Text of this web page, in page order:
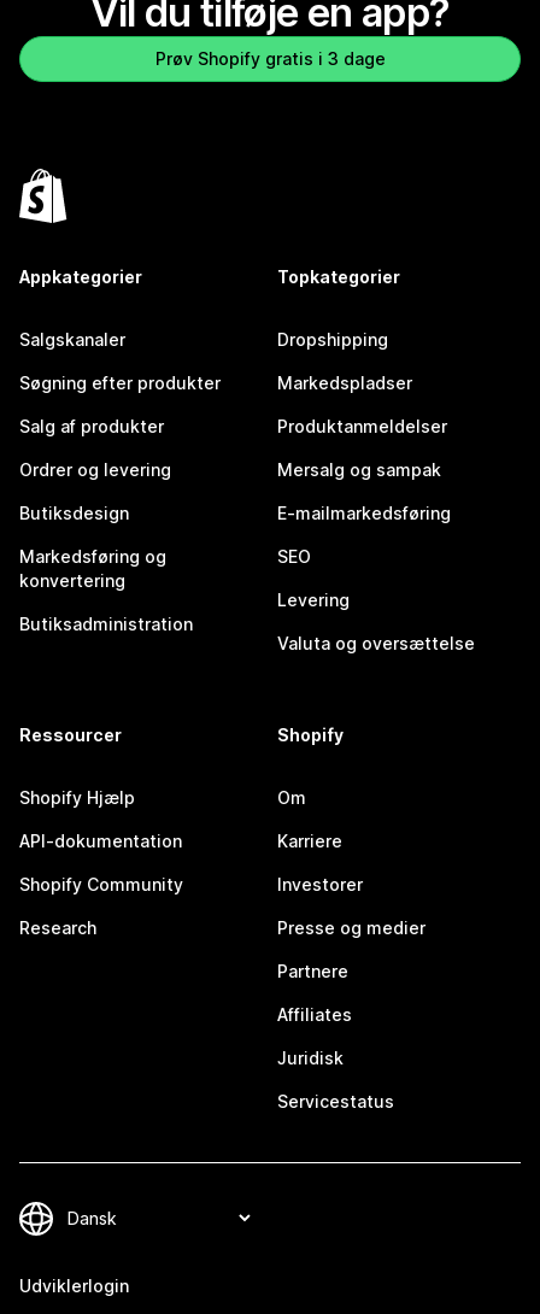
Vil du tilføje en app?
Prøv Shopify gratis i 3 dage
Appkategorier
Salgskanaler
Søgning efter produkter
Salg af produkter
Ordrer og levering
Butiksdesign
Markedsføring og
konvertering
Butiksadministration
Topkategorier
Dropshipping
Markedspladser
Produktanmeldelser
Mersalg og sampak
E-mailmarkedsføring
SEO
Levering
Valuta og oversættelse
Ressourcer
Shopify Hjælp
API-dokumentation
Shopify Community
Research
Shopify
Om
Karriere
Investorer
Presse og medier
Partnere
Affiliates
Juridisk
Servicestatus
Udviklerlogin